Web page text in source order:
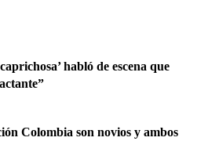
habló de escena que
Colombia son novios y ambos